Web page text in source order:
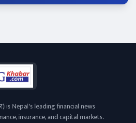
is Nepal's leading financial news
insurance, and capital markets.